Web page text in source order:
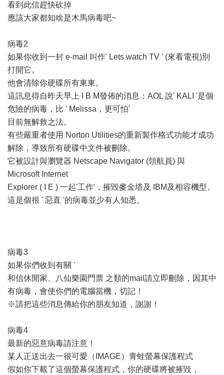
看到此信趕快砍掉
應該大家都知啥是木馬病毒吧~
病毒2
如果你收到一封 e-mail 叫作' Lets watch TV ' (來看電視)別
打開它。
他會清除你硬碟所有東東。
這訊息得自昨天早上 I B M發佈的消息；AOL 說' KALI '是個
危險的病毒，比 ' Melissa，更可怕'
目前無解救之法。
有些嚴重者使用 Norton Utilities的重新製作格式功能才成功
解除，導致所有硬碟中文件被刪除。
它被設計與瀏覽器 Netscape Navigator (領航員) 與
Microsoft Internet
Explorer ( I E ) 一起'工作'，摧毀麥金塔及 IBM及相容機型。
這是個很 ' 惡直 '的病毒並少有人知悉。
病毒3
如果你們收到有關 '
和信休閒家、八仙樂園門票 之類的mail請立即刪除，因其中
有病毒，會使你們的電腦當機，切記！
※請把這些消息傳給你的朋友知道，謝謝！
病毒4
最新的惡意病毒請注意！
某人正送出去一很可愛（IMAGE）青蛙螢幕保護程式
假如你下載了這個螢幕保護程式，你的硬碟將被摧毀，